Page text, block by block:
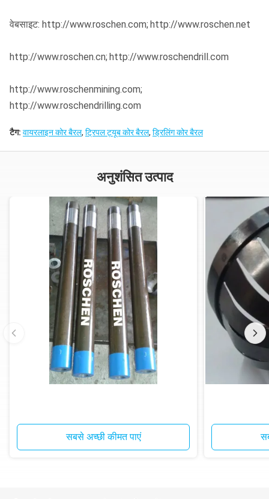
वेबसाइट: http://www.roschen.com;http://www.roschen.net
http://www.roschen.cn;http://www.roschendrill.com
http://www.roschenmining.com;
http://www.roschendrilling.com
टैग: वायरलाइन कोर बैरल, ट्रिपल ट्यूब कोर बैरल, ड्रिलिंग कोर बैरल
अनुशंसित उत्पाद
सबसे अच्छी कीमत पाएं